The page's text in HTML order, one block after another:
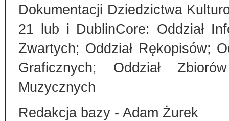
Dokumentacji Dziedzictwa
21 lub i DublinCore: Oddział
Zwartych; Oddział Rękopisów;
Graficznych; Oddział
Muzycznych
Redakcja bazy - Adam Żurek